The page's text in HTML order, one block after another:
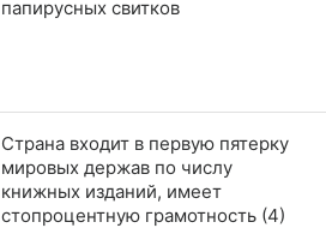
папирусных свитков
Страна входит в первую пятерку
мировых держав по числу
книжных изданий, имеет
стопроцентную грамотность (4)